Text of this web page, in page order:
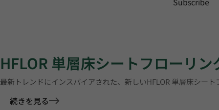
HFLOR 単層床シートフローリン
最新トレンドにインスパイアされた、新しいHFLOR 単層床シー
続きを見る